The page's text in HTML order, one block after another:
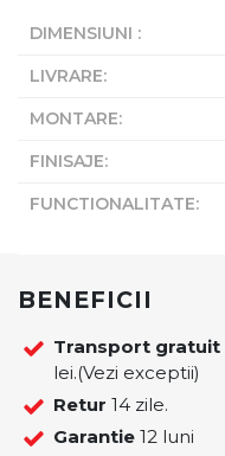
DIMENSIUNI :
LIVRARE:
MONTARE:
FINISAJE:
FUNCTIONALITATE:
BENEFICII
Transport gratuit
lei.(Vezi exceptii)
Retur 14 zile.
Garantie 12 luni